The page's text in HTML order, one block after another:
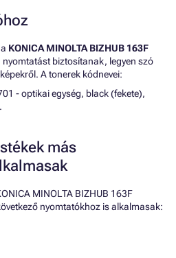
KONICA MINOLTA BIZHUB 163F
biztosítanak, legyen szó
A tonerek kódnevei:
- optikai egység, black (fekete),
más
MINOLTA BIZHUB 163F
nyomtatókhoz is alkalmasak: